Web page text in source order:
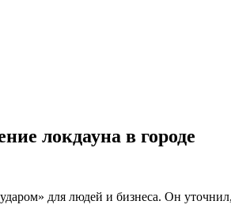
локдауна в городе
для людей и бизнеса. Он